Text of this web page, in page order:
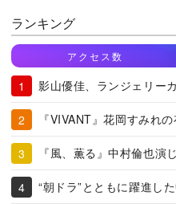
ランキング
アクセス数
影山優佳、ランジェリー
『VIVANT』花岡すみれ
『風、薫る』中村倫也演
“朝ドラ”とともに躍進し